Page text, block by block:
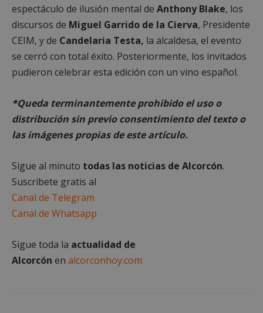
espectáculo de ilusión mental de Anthony Blake, los
discursos de Miguel Garrido de la Cierva, Presidente
CEIM, y de Candelaria Testa, la alcaldesa, el evento
se cerró con total éxito. Posteriormente, los invitados
pudieron celebrar esta edición con un vino español.
*Queda terminantemente prohibido el uso o
distribución sin previo consentimiento del texto o
las imágenes propias de este artículo.
Sigue al minuto todas las noticias de Alcorcón.
Suscríbete gratis al
Canal de Telegram
Canal de Whatsapp
Sigue toda la actualidad de
Alcorcón en alcorconhoy.com
AWSALBCORS
Amazon.com
embed.bsky.app
1 semana
Google
Privacy Policy